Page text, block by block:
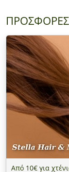
ΠΡΟΣΦΟΡΕΣ
Από 10€ για